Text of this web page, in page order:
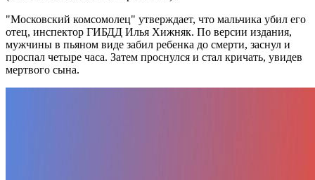
"Московский комсомолец" утверждает, что мальчика убил его
отец, инспектор ГИБДД Илья Хижняк. По версии издания,
мужчины в пьяном виде забил ребенка до смерти, заснул и
проспал четыре часа. Затем проснулся и стал кричать, увидев
мертвого сына.